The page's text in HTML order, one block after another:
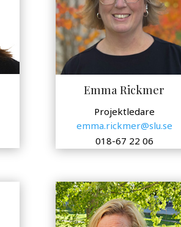
Emma Rickmer
Projektledare
emma.rickmer@slu.se
018-67 22 06